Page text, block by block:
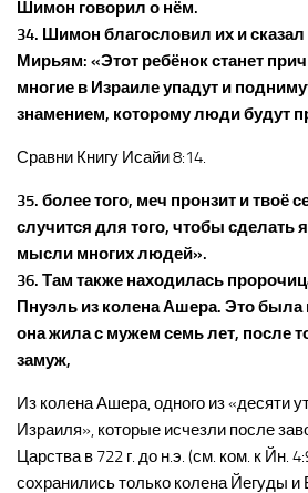
Шимон говорил о нём.
34. Шимон благословил их и сказал
Мирьям: «Этот ребёнок станет
многие в Израиле упадут и
знамением, которому люди будут
Сравни Книгу Исайи 8:14.
35. более того, меч пронзит и твоё
случится для того, чтобы
мысли многих людей».
36. Там также находилась
Пнуэль из колена Ашера. Это
она жила с мужем семь лет, после
замуж,
Из колена Ашера, одного из «десяти
Израиля», которые исчезли после
Царства в 722 г. до н.э. (см. ком. к Йн.
сохранились только колена Йегуды и